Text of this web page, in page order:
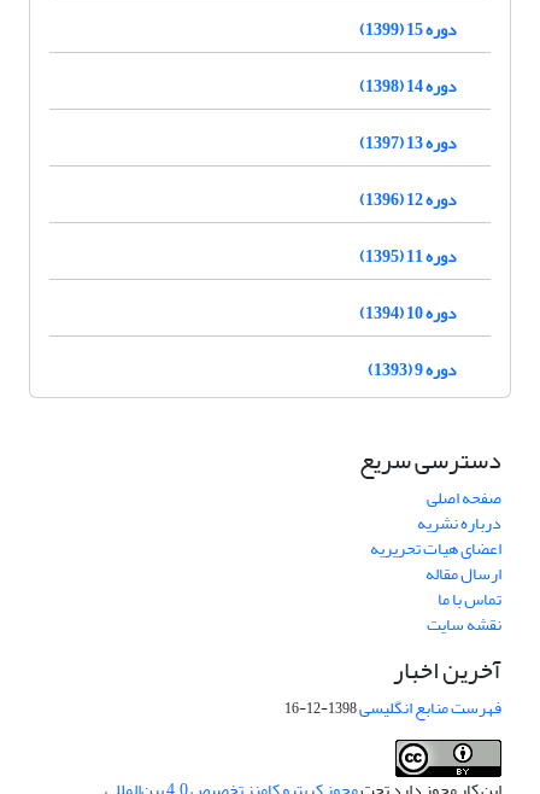
دوره 15 (1399)
دوره 14 (1398)
دوره 13 (1397)
دوره 12 (1396)
دوره 11 (1395)
دوره 10 (1394)
دوره 9 (1393)
دسترسی سریع
صفحه اصلی
درباره نشریه
اعضای هیات تحریریه
ارسال مقاله
تماس با ما
نقشه سایت
آخرین اخبار
فهرست منابع انگلیسی1398-12-16